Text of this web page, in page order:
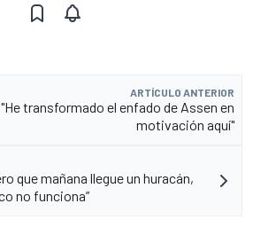
ARTÍCULO ANTERIOR
transformado el enfado de Assen en
motivación aquí"
que mañana llegue un huracán,
no funciona”